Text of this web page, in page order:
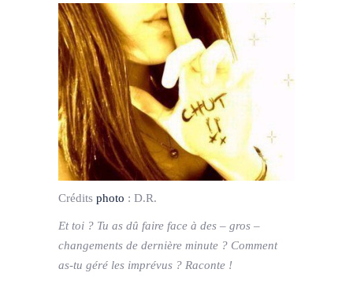
Crédits photo : D.R.
Et toi ? Tu as dû faire face à des – gros –
changements de dernière minute ? Comment
as-tu géré les imprévus ? Raconte !